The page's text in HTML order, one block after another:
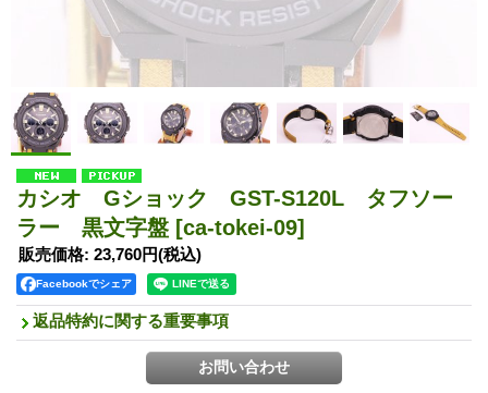
カシオ Gショック GST-S120L タフソー
ラー 黒文字盤 [ca-tokei-09]
販売価格: 23,760円(税込)
Facebookでシェア
返品特約に関する重要事項